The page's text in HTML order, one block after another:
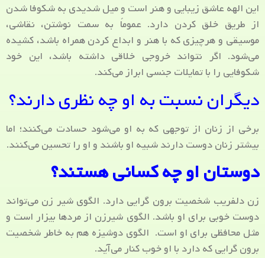
این الهه عاشق زیبایی و هنر است و میل شدیدی به شکوفا شدن
از طریق خلق کردن دارد. عموماً به سمت نوشتن، نقاشی،
موسیقی و هرچیزی که با هنر و ابداع کردن همراه باشد، کشیده
می‌شود. اگر نتواند خروجی خلاقی داشته باشد، این خود
شکوفایی را با تمایلات جنسی ابراز می‌کند.
دیگران نسبت به او چه نظری دارند؟
برخی از زنان از توجهی که به او می‌شود حسادت می‌کنند؛ اما
بیشتر زنان دوست دارند شبیه او باشند و او را تحسین می‌کنند.
دوستان او چه کسانی هستند؟
زن دلفریب شخصیت برون گرایی دارد. الگوی شیر زن می‌تواند
دوست خوبی برای او باشد. الگوی شیرزن از مردها بیزار است و
مثل محافظی برای او است. الگوی دوشیزه هم به خاطر شخصیت
برون گرایی که دارد با او خوب کنار می‌آید.